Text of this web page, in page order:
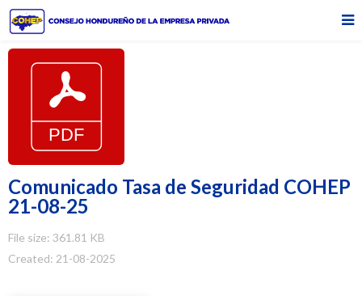
Comunicado Tasa de Seguridad COHEP
21-08-25
File size: 361.81 KB
Created: 21-08-2025